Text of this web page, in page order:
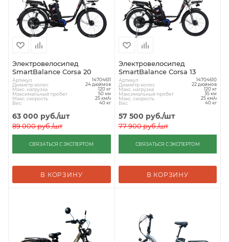
Электровелосипед
SmartBalance Corsa 20
Артикул 14704611
Диаметр колес 24 дюймов
Макс. нагрузка 120 кг
Максимальный пробег 50 км
Макс. скорость 25 км/ч
Вес 40 кг
63 000 руб./шт
89 000руб./шт
СВЯЗАТЬСЯ С ЭКСПЕРТОМ
В КОРЗИНУ
Электровелосипед
SmartBalance Corsa 13
Артикул 14704610
Диаметр колес 22 дюймов
Макс. нагрузка 120 кг
Максимальный пробег 35 км
Макс. скорость 25 км/ч
Вес 40 кг
57 500 руб./шт
77 900руб./шт
СВЯЗАТЬСЯ С ЭКСПЕРТОМ
В КОРЗИНУ